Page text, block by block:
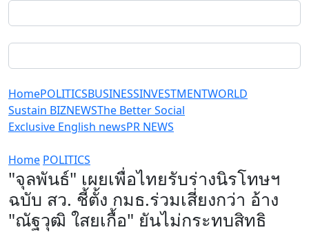
HomePOLITICSBUSINESSINVESTMENTWORLD
Sustain BIZNEWSThe Better Social
Exclusive English newsPR NEWS
Home POLITICS
"จุลพันธ์" เผยเพื่อไทยรับร่างนิรโทษฯ
ฉบับ สว. ชี้ตั้ง กมธ.ร่วมเสี่ยงกว่า อ้าง
"ณัฐวุฒิ ใสยเกื้อ" ยันไม่กระทบสิทธิ